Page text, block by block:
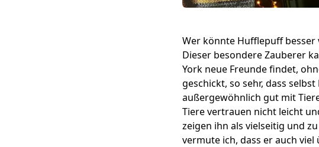
Wer könnte Hufflepuff besser
Dieser besondere Zauberer
York neue Freunde findet,
geschickt, so sehr, dass
außergewöhnlich gut mit
Tiere vertrauen nicht leicht
zeigen ihn als vielseitig und
vermute ich, dass er auch